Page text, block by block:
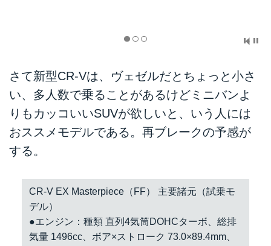
さて新型CR-Vは、ヴェゼルだとちょっと小さ
い、多人数で乗ることがあるけどミニバンよ
りもカッコいいSUVが欲しいと、いう人には
おススメモデルである。再ブレークの予感が
する。
CR-V EX Masterpiece（FF） 主要諸元（試乗モ
デル）
●エンジン：種類 直列4気筒DOHCターボ、総排
気量 1496cc、ボア×ストローク 73.0×89.4mm、